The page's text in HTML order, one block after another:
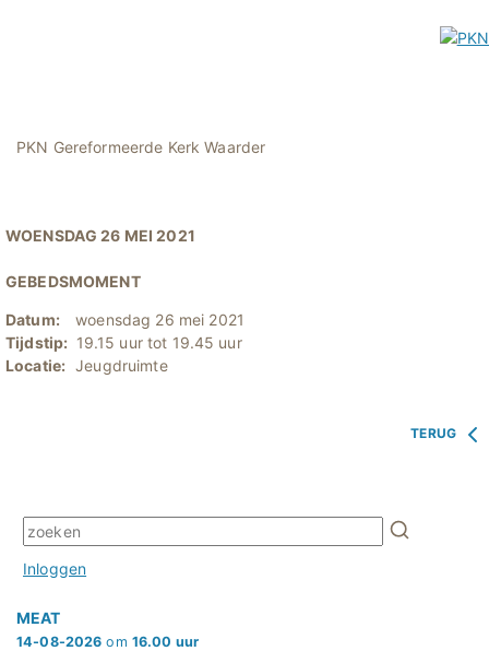
PKN Gereformeerde Kerk Waarder
WOENSDAG 26 MEI 2021
GEBEDSMOMENT
Datum:
woensdag 26 mei 2021
Tijdstip: 19.15 uur tot 19.45 uur
Locatie: Jeugdruimte
TERUG
Inloggen
MEAT
14-08-2026 om 16.00 uur